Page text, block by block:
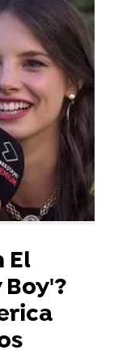
El
Boy'?